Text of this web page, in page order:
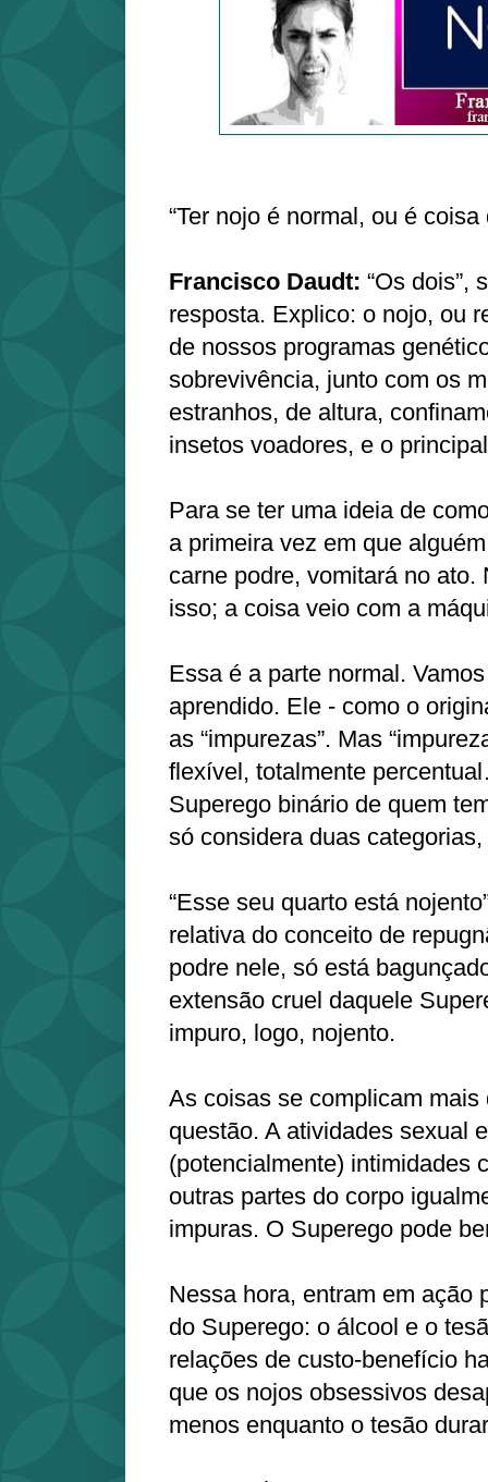
“Ter nojo é normal, ou é coisa
Francisco Daudt: “Os dois”,
resposta. Explico: o nojo, ou
de nossos programas
sobrevivência, junto com os
estranhos, de altura,
insetos voadores, e o
Para se ter uma ideia de
a primeira vez em que
carne podre, vomitará no ato.
isso; a coisa veio com a
Essa é a parte normal.
aprendido. Ele - como o
as “impurezas”. Mas
flexível, totalmente
Superego binário de quem
só considera duas
“Esse seu quarto está
relativa do conceito de
podre nele, só está
extensão cruel daquele
impuro, logo, nojento.
As coisas se complicam
questão. A atividades sexual
(potencialmente) intimidades
outras partes do corpo
impuras. O Superego pode
Nessa hora, entram em ação
do Superego: o álcool e o
relações de custo-benefício
que os nojos obsessivos
menos enquanto o tesão